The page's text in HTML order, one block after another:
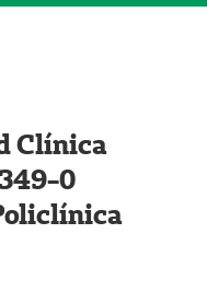
Clínica
0